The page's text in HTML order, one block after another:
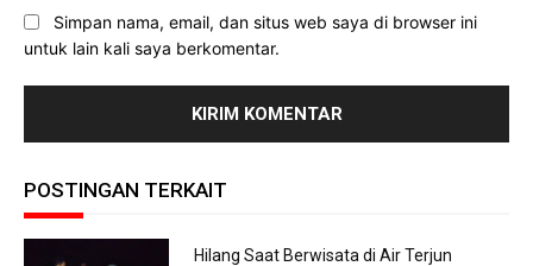
Simpan nama, email, dan situs web saya di browser ini
untuk lain kali saya berkomentar.
POSTINGAN TERKAIT
Hilang Saat Berwisata di Air Terjun